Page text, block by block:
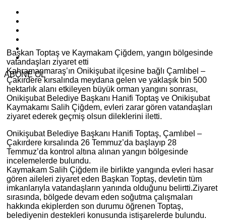
ABONE OL
Başkan Toptaş ve Kaymakam Çiğdem, yangın bölgesinde
vatandaşları ziyaret etti
Kahramanmaraş’ın Onikişubat ilçesine bağlı Çamlıbel –
Çakırdere kırsalında meydana gelen ve yaklaşık bin 500
hektarlık alanı etkileyen büyük orman yangını sonrası,
Onikişubat Belediye Başkanı Hanifi Toptaş ve Onikişubat
Kaymakamı Salih Çiğdem, evleri zarar gören vatandaşları
ziyaret ederek geçmiş olsun dileklerini iletti.
Onikişubat Belediye Başkanı Hanifi Toptaş, Çamlıbel –
Çakırdere kırsalında 26 Temmuz’da başlayıp 28
Temmuz’da kontrol altına alınan yangın bölgesinde
incelemelerde bulundu.
Kaymakam Salih Çiğdem ile birlikte yangında evleri hasar
gören aileleri ziyaret eden Başkan Toptaş, devletin tüm
imkanlarıyla vatandaşların yanında olduğunu belirtti.Ziyaret
sırasında, bölgede devam eden soğutma çalışmaları
hakkında ekiplerden son durumu öğrenen Toptaş,
belediyenin destekleri konusunda istişarelerde bulundu.